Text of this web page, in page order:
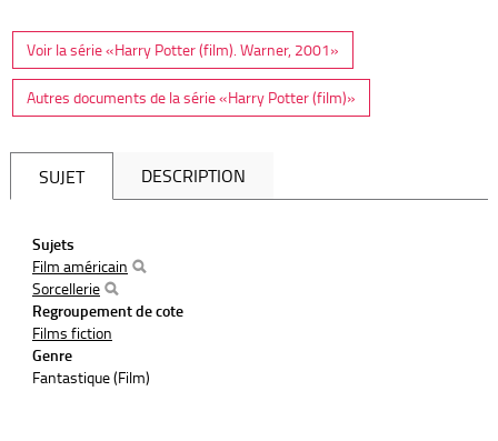
Voir la série «Harry Potter (film). Warner, 2001»
Autres documents de la série «Harry Potter (film)»
SUJET DESCRIPTION
Sujets
Film américain
Sorcellerie
Regroupement de cote
Films fiction
Genre
Fantastique (Film)